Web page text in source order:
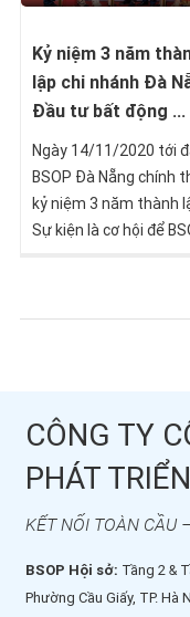
Kỷ niệm 3 năm
lập chi nhánh Đà
Đầu tư bất động ...
Ngày 14/11/2020 tới
BSOP Đà Nẵng chính
kỷ niệm 3 năm thành
Sự kiện là cơ hội để
đường kết nối toàn
nâng tầm người Việt
qua.
CÔNG TY
PHÁT
KẾT NỐI TOÀN CẦU
BSOP Hội sở: Tầng 2 &
Phường Cầu Giấy, TP. Hà